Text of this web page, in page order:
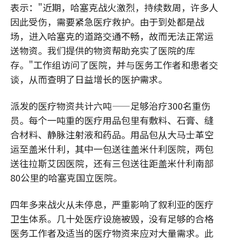
表示："近期，哈塞克战火激烈，持续数周，许多人
因此受伤，需要紧急医疗救护。由于到处都是战
场，进入哈塞克的道路交通不畅，故而无法正常运
送物资。我们提供的物资帮助充实了医院的库
存。"工作组访问了医院，并与医务工作者和患者交
谈，从而查明了日益增长的医护需求。
派发的医疗物资共计六吨——足够治疗300名重伤
员。每个一吨重的医疗用品包里有敷料、石膏、缝
合材料、静脉注射液和药品。用品包从大马士革空
运至盖米什利，其中一包送往盖米什利医院，两包
送往拉斯艾因医院，还有三包送往距盖米什利南部
80公里的哈塞克国立医院。
四年多来战火从未停息，严重影响了叙利亚的医疗
卫生体系。几十处医疗设施被毁，没有足够的合格
医务工作者及适当的医疗物资来应对大量需求。此